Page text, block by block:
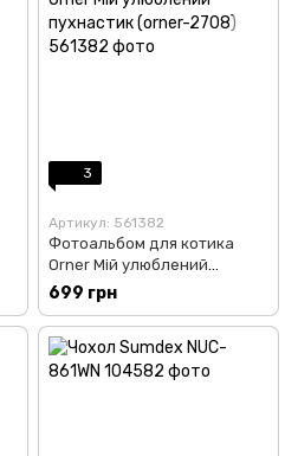
3
Артикул: 561382
Фотоальбом для котика
Orner Мій улюблений
пухнастик (orner-2708)
699 грн